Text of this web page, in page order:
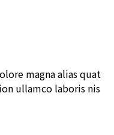
magna alias quat
ullamco laboris nis